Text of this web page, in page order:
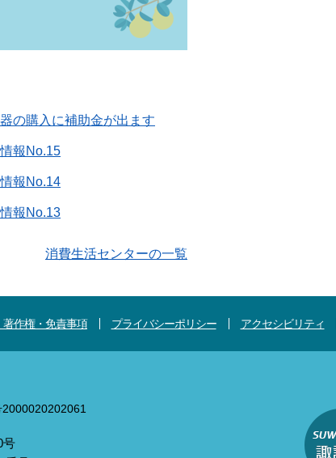
の購入に補助金が出ます
報No.15
報No.14
報No.13
消費生活センターの一覧
著作権・免責事項 プライバシーポリシー アクセシビリティ
号